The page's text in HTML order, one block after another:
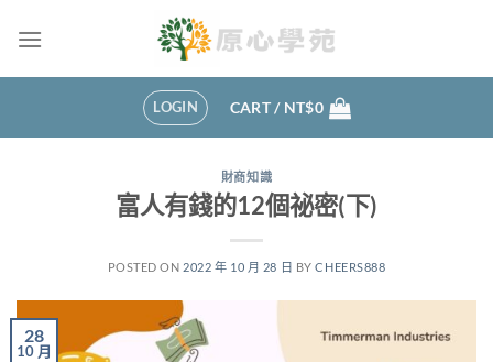
LOGIN CART / NT$0
財商知識
富人有錢的12個祕密(下)
POSTED ON 2022 年 10 月 28 日 BYCHEERS888
28
10 月